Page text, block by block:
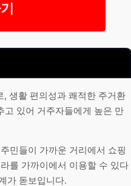
생활 편의성과 쾌적한 주거환
고 있어 거주자들에게 높은 만
민들이 가까운 거리에서 쇼핑
를 가까이에서 이용할 수 있다
가 돋보입니다.